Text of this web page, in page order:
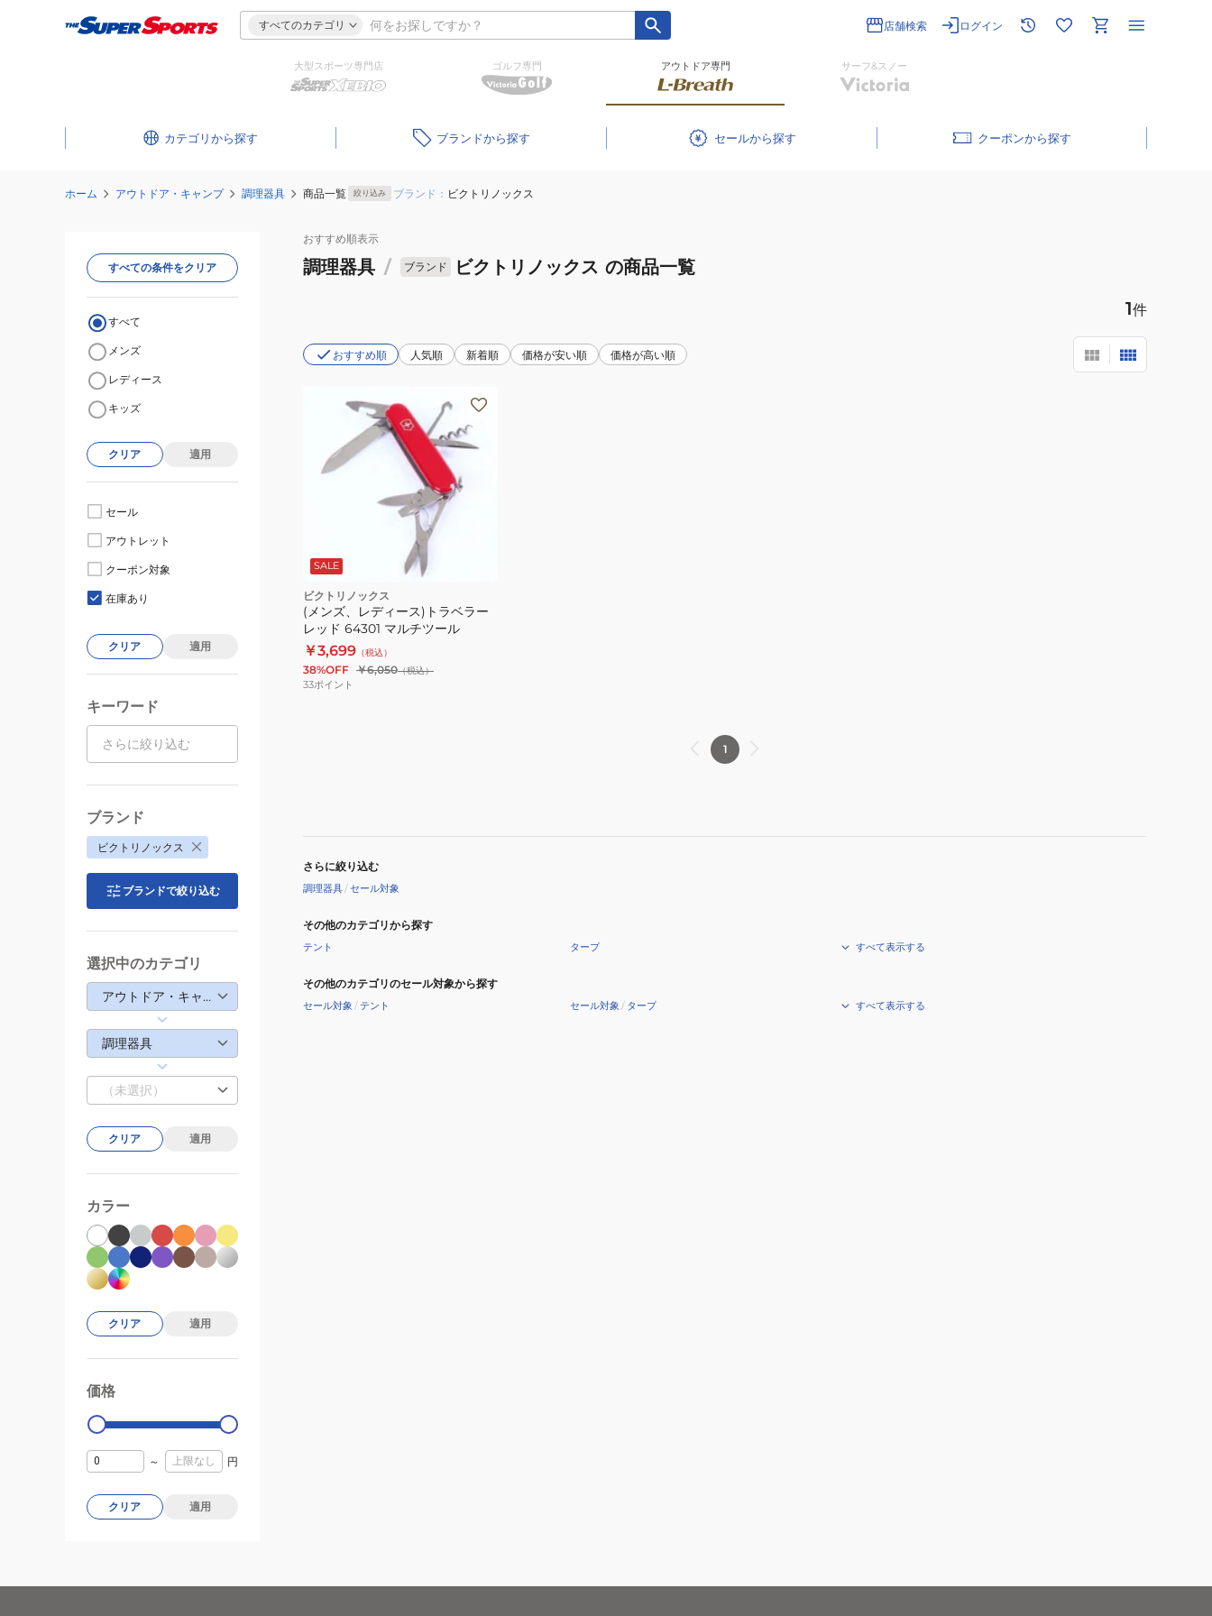
すべてのカテゴリ 店舗検索 ログイン
大型スポーツ専門店 ゴルフ専門 アウトドア専門 サーフ&スノー
カテゴリ ブランド セール クーポン
ホーム アウトドア・キャンプ 調理器具 商品一覧 絞り込み ブランド： ビクトリノックス
おすすめ順表示
調理器具 / ブランド ビクトリノックス の商品一覧
1件
おすすめ順 人気順 新着順 価格が安い順 価格が高い順
SALE
ビクトリノックス
(メンズ、レディース)トラベラー
レッド 64301 マルチツール
￥3,699 （税込）
38%OFF ￥6,050（税込）
33ポイント
1
さらに絞り込む
調理器具/セール対象
その他のカテゴリから探す
テント タープ すべて表示する
その他のカテゴリのセール対象から探す
セール対象 /テント セール対象 / タープ すべて表示する
すべての条件をクリア
すべて
メンズ
レディース
キッズ
クリア 適用
セール
アウトレット
クーポン対象
在庫あり
クリア 適用
キーワード
ブランド
ビクトリノックス
ブランドで絞り込む
選択中のカテゴリ
アウトドア・キャンプ
調理器具
（未選択）
クリア 適用
カラー
クリア 適用
価格
0
～ 円
クリア 適用